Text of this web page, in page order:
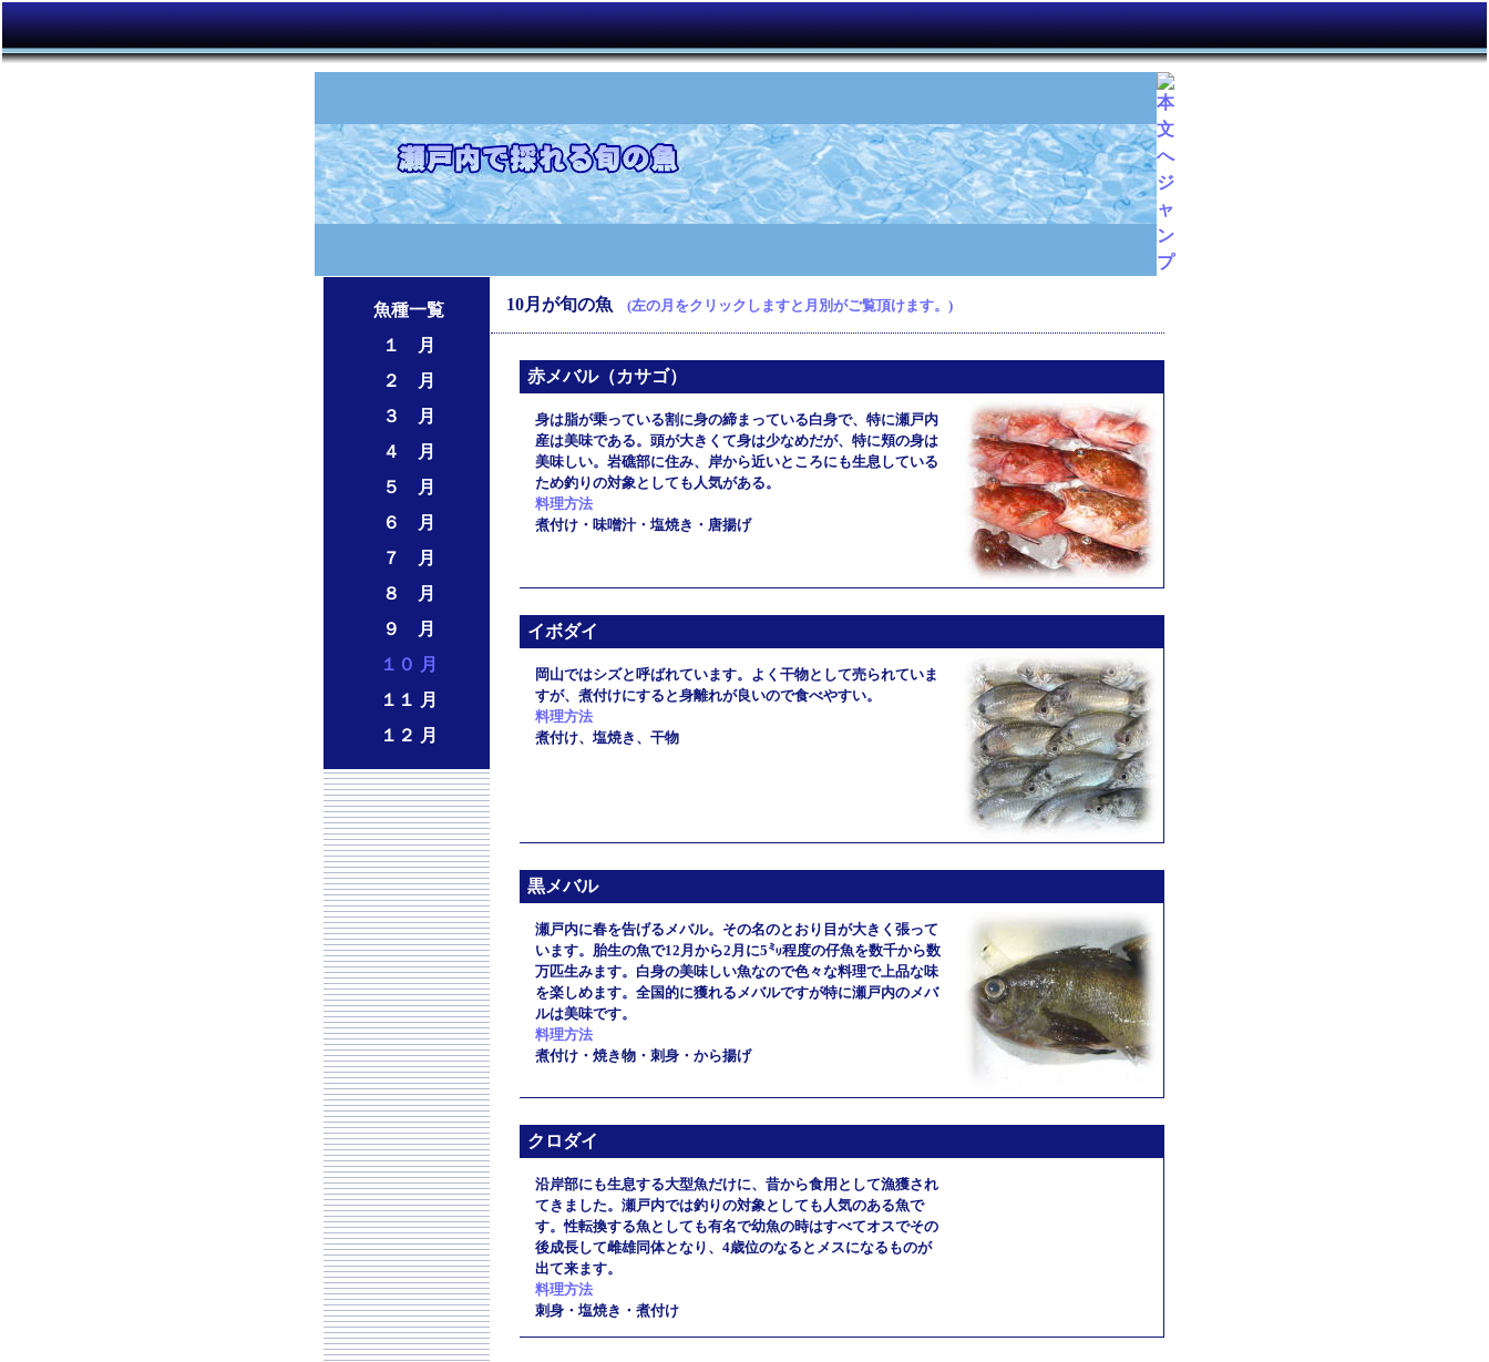
魚種一覧
１ 月
２ 月
３ 月
４ 月
５ 月
６ 月
７ 月
８ 月
９ 月
１０ 月
１１ 月
１２ 月
10月が旬の魚 (左の月をクリックしますと月別がご覧頂けます。)
赤メバル（カサゴ）
身は脂が乗っている割に身の締まっている白身で、特に瀬戸内
産は美味である。頭が大きくて身は少なめだが、特に頬の身は
美味しい。岩礁部に住み、岸から近いところにも生息している
ため釣りの対象としても人気がある。
料理方法
煮付け・味噌汁・塩焼き・唐揚げ
イボダイ
岡山ではシズと呼ばれています。よく干物として売られていま
すが、煮付けにすると身離れが良いので食べやすい。
料理方法
煮付け、塩焼き、干物
黒メバル
瀬戸内に春を告げるメバル。その名のとおり目が大きく張って
います。胎生の魚で12月から2月に5㍉程度の仔魚を数千から数
万匹生みます。白身の美味しい魚なので色々な料理で上品な味
を楽しめます。全国的に獲れるメバルですが特に瀬戸内のメバ
ルは美味です。
料理方法
煮付け・焼き物・刺身・から揚げ
クロダイ
沿岸部にも生息する大型魚だけに、昔から食用として漁獲され
てきました。瀬戸内では釣りの対象としても人気のある魚で
す。性転換する魚としても有名で幼魚の時はすべてオスでその
後成長して雌雄同体となり、4歳位のなるとメスになるものが
出て来ます。
料理方法
刺身・塩焼き・煮付け